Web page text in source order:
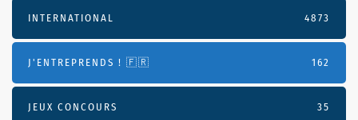
INTERNATIONAL 4873
J'ENTREPRENDS ! 🇫🇷 162
JEUX CONCOURS 35